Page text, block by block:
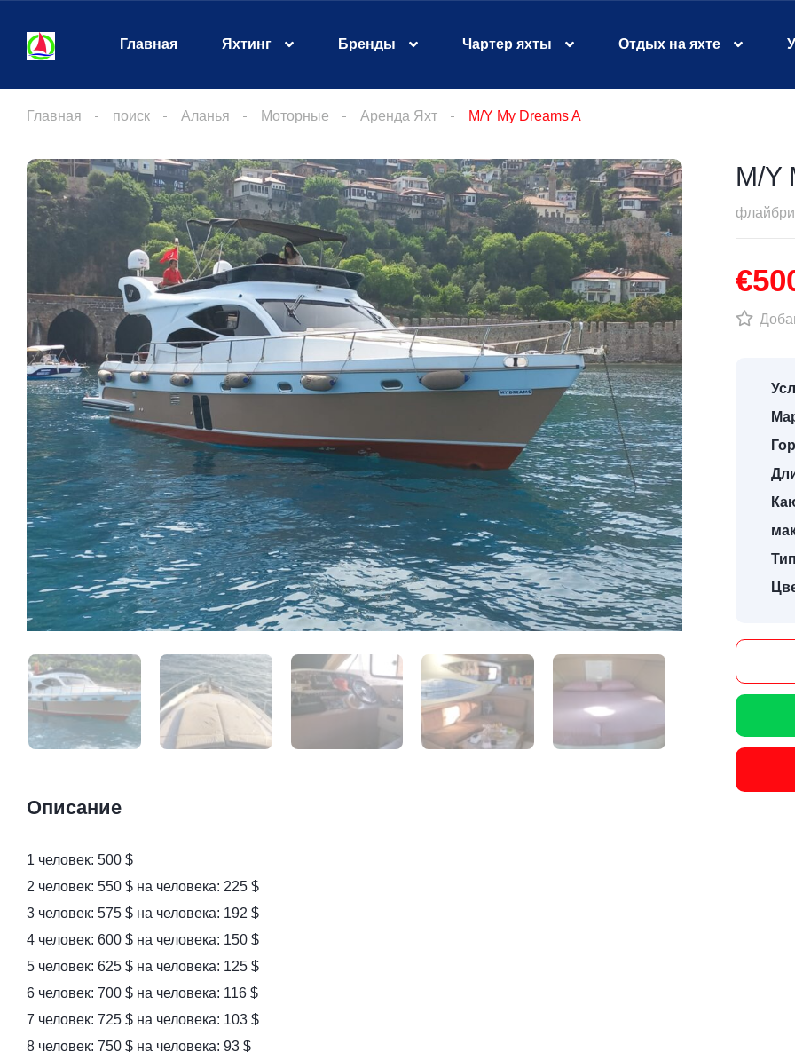
Главная Яхтинг Бренды Чартер яхты Отдых на яхте
Главная поиск Аланья Моторные Аренда Яхт M/Y My Dreams A
Описание
1 человек: 500 $
2 человек: 550 $ на человека: 225 $
3 человек: 575 $ на человека: 192 $
4 человек: 600 $ на человека: 150 $
5 человек: 625 $ на человека: 125 $
6 человек: 700 $ на человека: 116 $
7 человек: 725 $ на человека: 103 $
8 человек: 750 $ на человека: 93 $
M/Y